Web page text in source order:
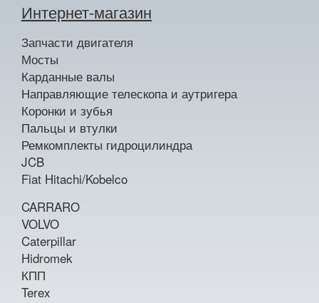
Интернет-магазин
Запчасти двигателя
Мосты
Карданные валы
Направляющие телескопа и аутригера
Коронки и зубья
Пальцы и втулки
Ремкомплекты гидроцилиндра
JCB
Fiat Hitachi/Kobelco
CARRARO
VOLVO
Caterpillar
Hidromek
КПП
Terex